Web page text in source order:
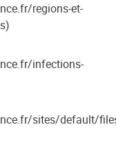
regions-et-
infections-
sites/default/